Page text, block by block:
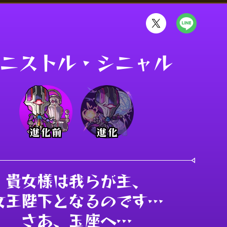
ストル・シニャル
進化前 進化
貴女様は我らが主、
王陛下となるのです…
さあ、玉座へ…